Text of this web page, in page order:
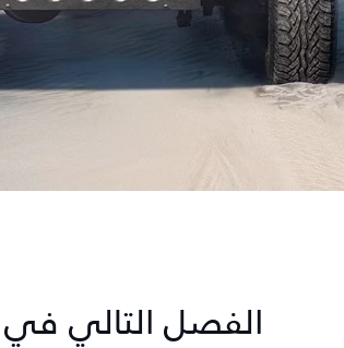
الفصل التالي في